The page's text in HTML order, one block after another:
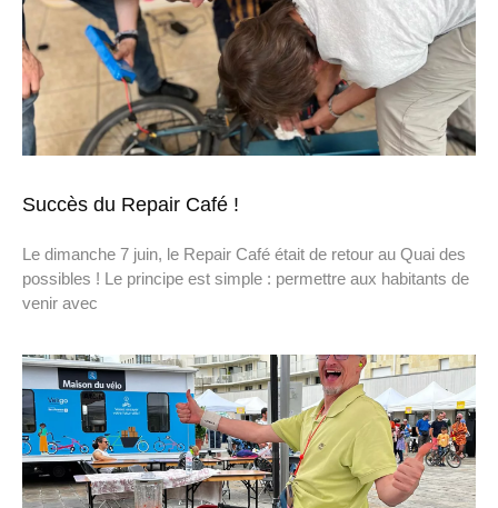
Succès du Repair Café !
Le dimanche 7 juin, le Repair Café était de retour au Quai des
possibles ! Le principe est simple : permettre aux habitants de
venir avec